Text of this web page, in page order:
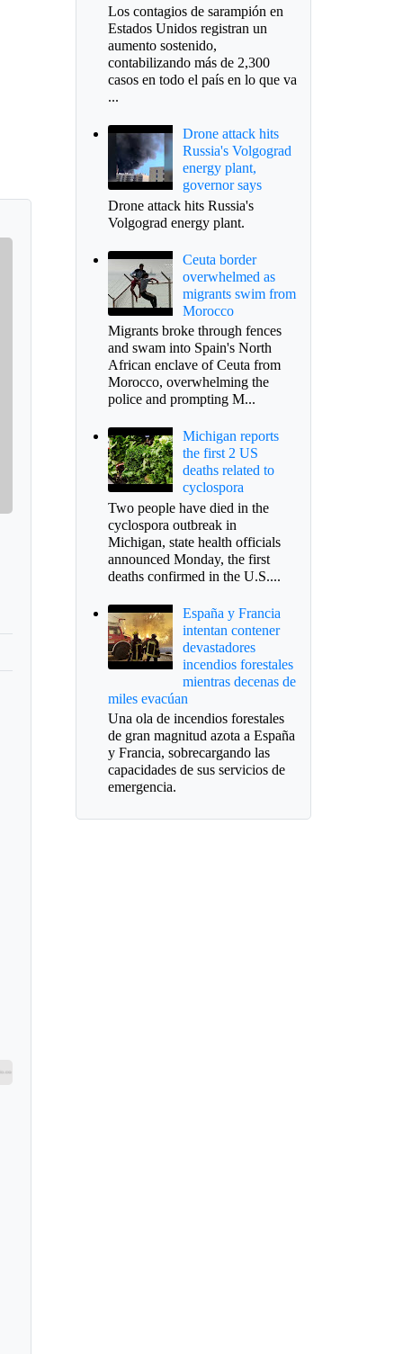
Los contagios de sarampión en
Estados Unidos registran un
aumento sostenido,
contabilizando más de 2,300
casos en todo el país en lo que va
...
Drone attack hits
Russia's Volgograd
energy plant,
governor says
Drone attack hits Russia's
Volgograd energy plant.
Ceuta border
overwhelmed as
migrants swim from
Morocco
Migrants broke through fences
and swam into Spain's North
African enclave of Ceuta from
Morocco, overwhelming the
police and prompting M...
Michigan reports
the first 2 US
deaths related to
cyclospora
Two people have died in the
cyclospora outbreak in
Michigan, state health officials
announced Monday, the first
deaths confirmed in the U.S....
España y Francia
intentan contener
devastadores
incendios forestales
mientras decenas de
miles evacúan
Una ola de incendios forestales
de gran magnitud azota a España
y Francia, sobrecargando las
capacidades de sus servicios de
emergencia.